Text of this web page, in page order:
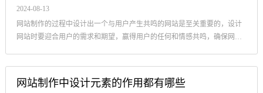
2024-08-13
网站制作的过程中设计出一个与用户产生共鸣的网站是至关重要的，设计
网站时要迎合用户的需求和期望，赢得用户的任何和情感共鸣，确保网站
网站制作中设计元素的作用都有哪些